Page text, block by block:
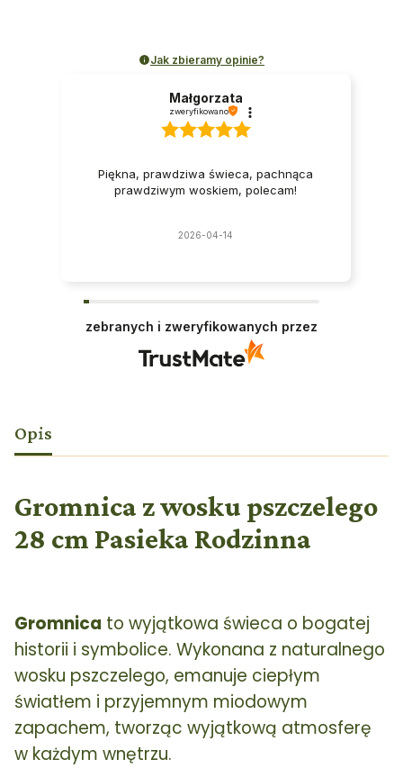
Jak zbieramy opinie?
Małgorzata
zweryfikowano
Piękna, prawdziwa świeca, pachnąca
prawdziwym woskiem, polecam!
2026-04-14
zebranych i zweryfikowanych przez
Opis
Gromnica z wosku pszczelego
28 cm Pasieka Rodzinna
Gromnica to wyjątkowa świeca o bogatej
historii i symbolice. Wykonana z naturalnego
wosku pszczelego, emanuje ciepłym
światłem i przyjemnym miodowym
zapachem, tworząc wyjątkową atmosferę
w każdym wnętrzu.